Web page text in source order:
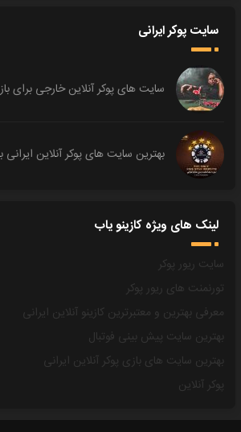
سایت پوکر ایرانی
سایت های پوکر آنلاین خارجی برای
بهترین سایت های پوکر آنلاین ایرانی
لینک های ویژه کازینو یاب
سایت ریور پوکر
تورنمنت های ریور پوکر
معرفی بهترین و معتبرترین کازینو آنلاین ایرانی
بهترین سایت پیش بینی فوتبال
بهترین سایت های بازی پوکر آنلاین ایرانی
پوکر آنلاین